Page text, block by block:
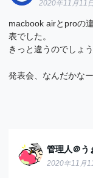
2020年11月11
macbook airとproの
表でした。
きっと違うのでしょ
発表会、なんだかな
管理人＠う
2020年11月